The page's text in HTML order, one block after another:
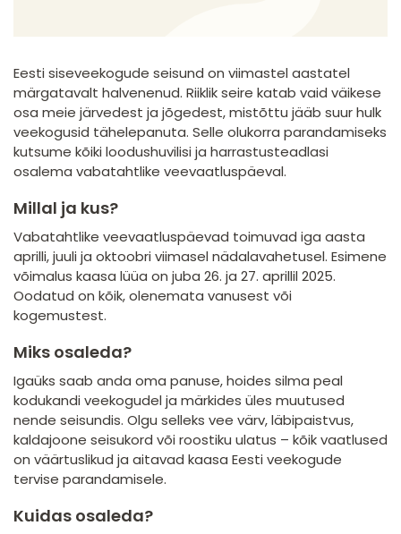
Eesti siseveekogude seisund on viimastel aastatel
märgatavalt halvenenud. Riiklik seire katab vaid väikese
osa meie järvedest ja jõgedest, mistõttu jääb suur hulk
veekogusid tähelepanuta. Selle olukorra parandamiseks
kutsume kõiki loodushuvilisi ja harrastusteadlasi
osalema vabatahtlike veevaatluspäeval.
Millal ja kus?
Vabatahtlike veevaatluspäevad toimuvad iga aasta
aprilli, juuli ja oktoobri viimasel nädalavahetusel. Esimene
võimalus kaasa lüüa on juba 26. ja 27. aprillil 2025.
Oodatud on kõik, olenemata vanusest või
kogemustest.
Miks osaleda?
Igaüks saab anda oma panuse, hoides silma peal
kodukandi veekogudel ja märkides üles muutused
nende seisundis. Olgu selleks vee värv, läbipaistvus,
kaldajoone seisukord või roostiku ulatus – kõik vaatlused
on väärtuslikud ja aitavad kaasa Eesti veekogude
tervise parandamisele.
Kuidas osaleda?